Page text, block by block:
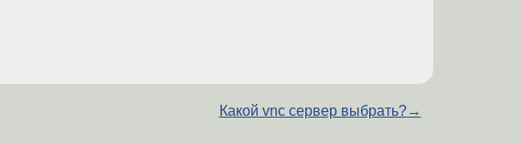
Какой vnc сервер выбрать?→